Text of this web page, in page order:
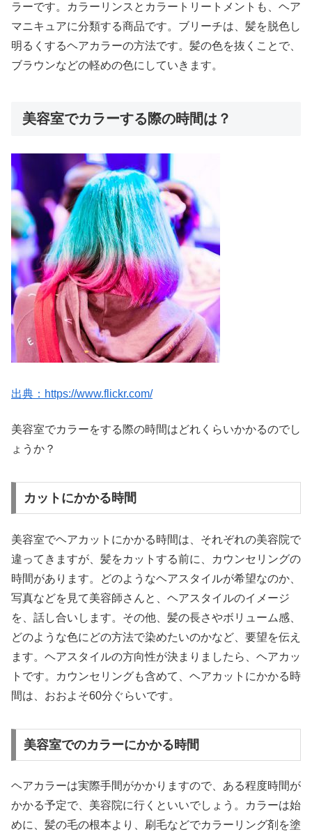
ラーです。カラーリンスとカラートリートメントも、ヘア
マニキュアに分類する商品です。ブリーチは、髪を脱色し
明るくするヘアカラーの方法です。髪の色を抜くことで、
ブラウンなどの軽めの色にしていきます。
美容室でカラーする際の時間は？
出典：https://www.flickr.com/
美容室でカラーをする際の時間はどれくらいかかるのでし
ょうか？
カットにかかる時間
美容室でヘアカットにかかる時間は、それぞれの美容院で
違ってきますが、髪をカットする前に、カウンセリングの
時間があります。どのようなヘアスタイルが希望なのか、
写真などを見て美容師さんと、ヘアスタイルのイメージ
を、話し合いします。その他、髪の長さやボリューム感、
どのような色にどの方法で染めたいのかなど、要望を伝え
ます。ヘアスタイルの方向性が決まりましたら、ヘアカッ
トです。カウンセリングも含めて、ヘアカットにかかる時
間は、おおよそ60分ぐらいです。
美容室でのカラーにかかる時間
ヘアカラーは実際手間がかかりますので、ある程度時間が
かかる予定で、美容院に行くといいでしょう。カラーは始
めに、髪の毛の根本より、刷毛などでカラーリング剤を塗